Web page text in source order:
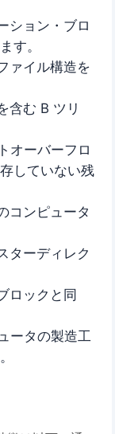
ション・ブロ
す。
ァイル構造を
含む B ツリ
オーバーフロ
していない残
コンピュータ
ターディレク
ロックと同
ータの製造工